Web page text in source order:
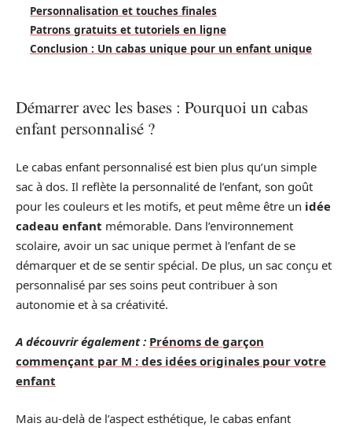
Personnalisation et touches finales
Patrons gratuits et tutoriels en ligne
Conclusion : Un cabas unique pour un enfant unique
Démarrer avec les bases : Pourquoi un cabas
enfant personnalisé ?
Le cabas enfant personnalisé est bien plus qu’un simple
sac à dos. Il reflète la personnalité de l’enfant, son goût
pour les couleurs et les motifs, et peut même être un idée
cadeau enfant mémorable. Dans l’environnement
scolaire, avoir un sac unique permet à l’enfant de se
démarquer et de se sentir spécial. De plus, un sac conçu et
personnalisé par ses soins peut contribuer à son
autonomie et à sa créativité.
A découvrir également : Prénoms de garçon
commençant par M : des idées originales pour votre
enfant
Mais au-delà de l’aspect esthétique, le cabas enfant